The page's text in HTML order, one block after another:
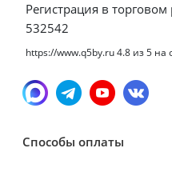
Регистрация в
532542
https://www.q5by.ru4.8 из5 на
Способы оплаты